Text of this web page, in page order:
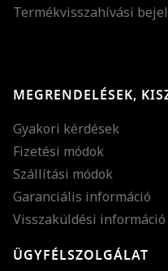
Termékvisszahívási
MEGRENDELÉSEK,
Gyakori kérdések
Fizetési módok
Szállítási módok
Garanciális információ
Visszaküldési információ
ÜGYFÉLSZOLGÁLAT